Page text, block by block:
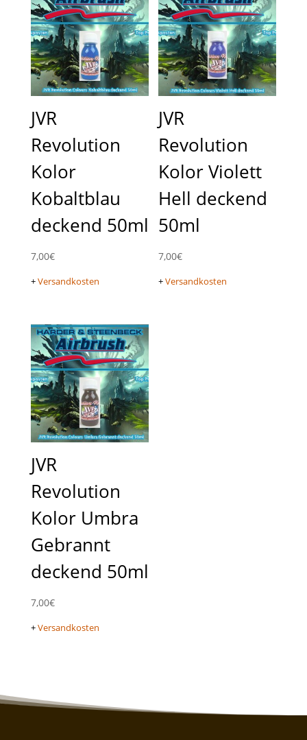
JVR
Revolution
Kolor
Kobaltblau
deckend 50ml
7,00€
+Versandkosten
JVR
Revolution
Kolor Violett
Hell deckend
50ml
7,00€
+Versandkosten
JVR
Revolution
Kolor Umbra
Gebrannt
deckend 50ml
7,00€
+Versandkosten